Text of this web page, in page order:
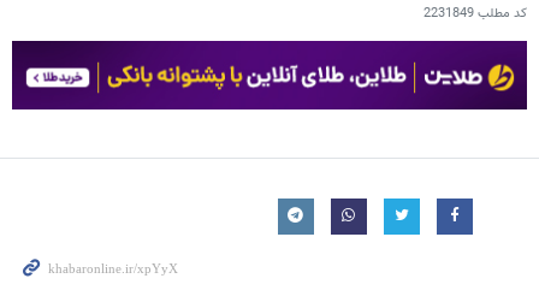
کد مطلب2231849